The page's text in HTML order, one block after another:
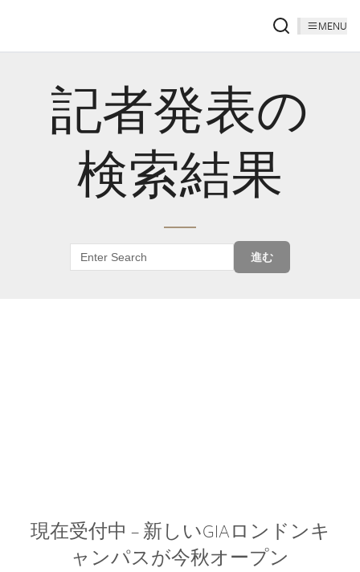
MENU
記者発表の
検索結果
進む
現在受付中 – 新しいGIAロンドンキ
ャンパスが今秋オープン